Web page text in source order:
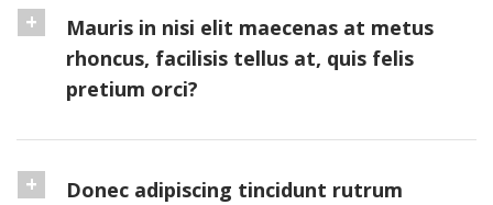
Mauris in nisi elit maecenas at metus
rhoncus, facilisis tellus at, quis felis
pretium orci?
Donec adipiscing tincidunt rutrum